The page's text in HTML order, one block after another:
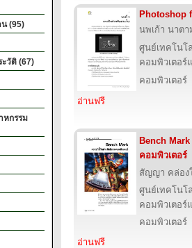
(95)
วัติ (67)
หกรรม
Photoshop
นพเก้า นาต
ศูนย์เทคโนโ
คอมพิวเตอร์
คอมพิวเตอร์
อ่านฟรี
Bench
คอมพิวเตอร์
สัญญา คล่อง
ศูนย์เทคโนโ
คอมพิวเตอร์
คอมพิวเตอร์
อ่านฟรี